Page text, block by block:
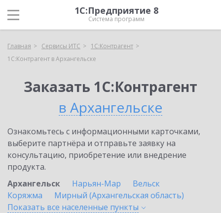
1С:Предприятие 8
Система программ
Главная Сервисы ИТС
1С:Контрагент
1С:Контрагент в Архангельске
Заказать 1С:Контрагент
в Архангельске
Ознакомьтесь с информационными карточками,
выберите партнёра и отправьте заявку на
консультацию, приобретение или внедрение
продукта.
Архангельск
Нарьян-Мар
Вельск
Коряжма
Мирный (Архангельская область)
Показать все населенные пункты